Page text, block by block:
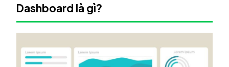
Dashboard là gì?